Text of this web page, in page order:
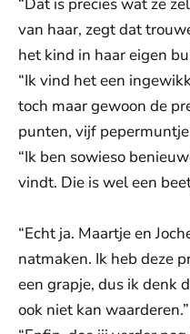
van haar, zegt dat
het kind in haar eigen
“Ik vind het een
toch maar gewoon de
punten, vijf
“Ik ben sowieso
vindt. Die is wel een
“Echt ja. Maartje en
natmaken. Ik heb deze
een grapje, dus ik denk
ook niet kan waarderen.”